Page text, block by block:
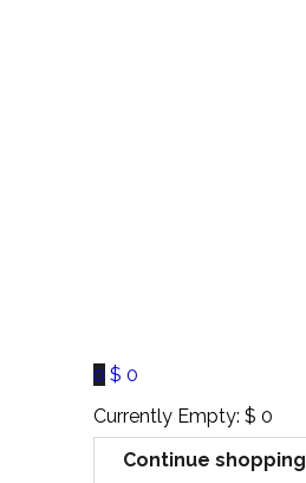
0 $ 0
Currently Empty: $ 0
Continue shopping